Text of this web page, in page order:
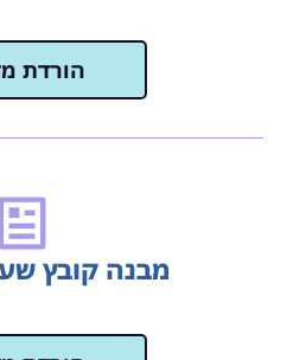
הורדת
מבנה קובץ